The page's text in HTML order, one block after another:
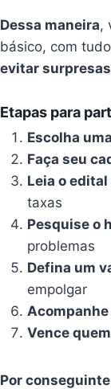
Dessa maneira,
básico, com
evitar surpresas
Etapas para
Escolha
Faça seu
Leia o
taxas
Pesquise o
problemas
Defina um
empolgar
Vence
Por conseguinte